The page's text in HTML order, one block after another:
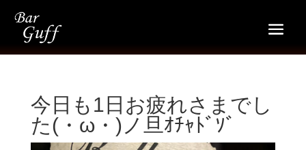
今日も1日お疲れさまでし
た(・ω・)ノ旦ｵﾁｬﾄﾞｿﾞ